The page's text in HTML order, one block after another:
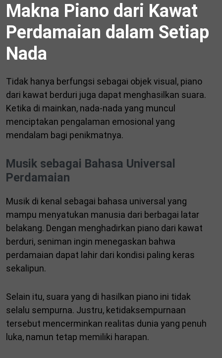
Makna Piano dari Kawat
Perdamaian dalam Setiap
Nada
Tidak hanya berfungsi sebagai objek visual, piano
dari kawat berduri juga dapat menghasilkan suara.
Ketika di mainkan, nada-nada yang muncul
menciptakan pengalaman emosional yang
mendalam bagi penikmatnya.
Musik sebagai Bahasa Universal
Perdamaian
Musik di kenal sebagai bahasa universal yang
mampu menyatukan manusia dari berbagai latar
belakang. Dengan menghadirkan piano dari kawat
berduri, seniman ingin menegaskan bahwa
perdamaian dapat lahir dari kondisi paling keras
sekalipun.
Selain itu, suara yang di hasilkan piano ini tidak
selalu sempurna. Justru, ketidaksempurnaan
tersebut mencerminkan realitas dunia yang penuh
luka, namun tetap memiliki harapan.